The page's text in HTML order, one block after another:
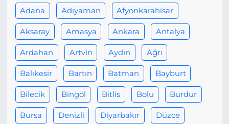
Adana Adıyaman Afyonkarahisar
Aksaray Amasya Ankara Antalya
Ardahan Artvin Aydın Ağrı
Balıkesir Bartın Batman Bayburt
Bilecik Bingöl Bitlis Bolu Burdur
Bursa Denizli Diyarbakır Düzce